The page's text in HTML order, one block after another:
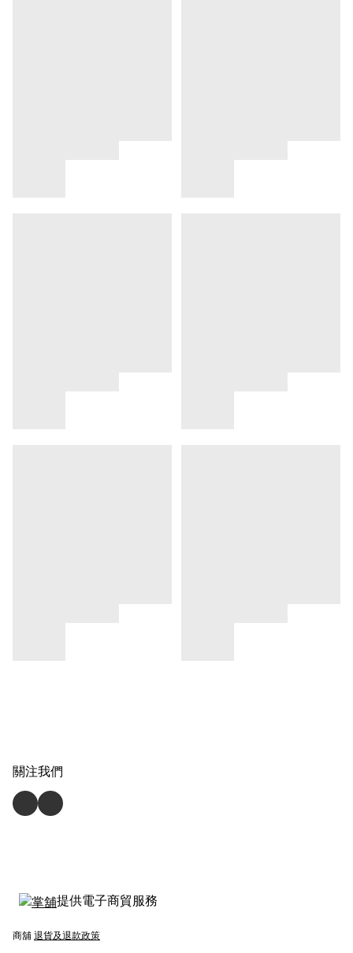
關注我們
提供電子商貿服務
商舖 退貨及退款政策